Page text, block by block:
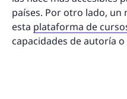
países. Por otro lado,
esta plataforma de
capacidades de autoría